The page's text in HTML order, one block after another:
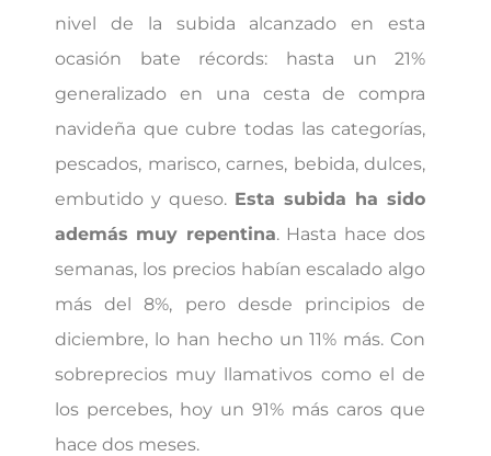
nivel de la subida alcanzado en esta
ocasión bate récords: hasta un 21%
generalizado en una cesta de compra
navideña que cubre todas las categorías,
pescados, marisco, carnes, bebida, dulces,
embutido y queso. Esta subida ha sido
además muy repentina. Hasta hace dos
semanas, los precios habían escalado algo
más del 8%, pero desde principios de
diciembre, lo han hecho un 11% más. Con
sobreprecios muy llamativos como el de
los percebes, hoy un 91% más caros que
hace dos meses.